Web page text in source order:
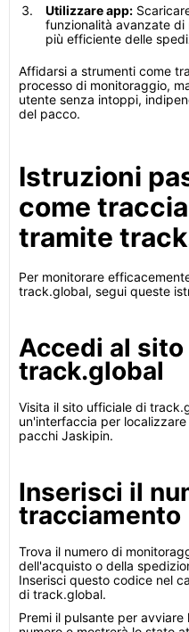
Utilizzare app:
funzionalità avanzate
più efficiente delle
Affidarsi a strumenti come
processo di monitoraggio,
utente senza intoppi,
del pacco.
Istruzioni
come
tramite
Per monitorare
track.global, segui queste
Accedi al
track.global
Visita il sito ufficiale di
un'interfaccia per
pacchi Jaskipin.
Inserisci il
tracciamento
Trova il numero di
dell'acquisto o della
Inserisci questo codice nel
di track.global.
Premi il pulsante per